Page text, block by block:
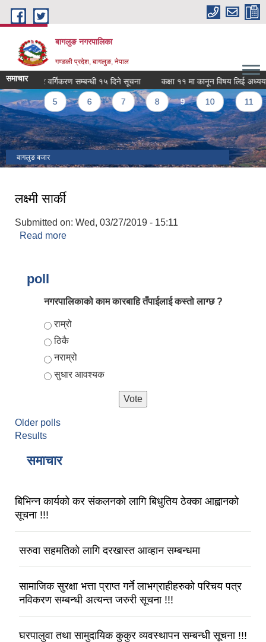
Skip to main content
बागलुङ नगरपालिका
गण्डकी प्रदेश, बागलुङ, नेपाल
समाचार
क्षेत्र वर्गिकरण सम्बन्धी १५ दिने सूचना कक्षा ११ मा कानून विषय लिई अध्ययन
… 5 6 7 8 9 10 11
बागलुङ बजार
लक्ष्मी सार्की
Submitted on: Wed, 03/27/2019 - 15:11
Read more
poll
नगरपालिकाको काम कारबाहि तँपाईलाई कस्तो लाग्छ ?
Choices
राम्रो
ठिकै
नराम्रो
सुधार आवश्यक
Older polls
Results
समाचार
बिभिन्न कार्यको कर संकलनको लागि बिधुतिय ठेक्का आह्वानको
सूचना !!!
सरुवा सहमतिको लागि दरखास्त आव्हान सम्बन्धमा
सामाजिक सुरक्षा भत्ता प्राप्त गर्ने लाभग्राहीहरुको परिचय पत्र
नविकरण सम्बन्धी अत्यन्त जरुरी सूचना !!!
घरपालुवा तथा सामुदायिक कुकुर व्यवस्थापन सम्बन्धी सूचना !!!